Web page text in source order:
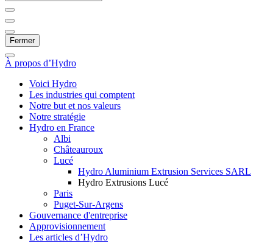
Fermer
À propos d’Hydro
Voici Hydro
Les industries qui comptent
Notre but et nos valeurs
Notre stratégie
Hydro en France
Albi
Châteauroux
Lucé
Hydro Aluminium Extrusion Services SARL
Hydro Extrusions Lucé
Paris
Puget-Sur-Argens
Gouvernance d'entreprise
Approvisionnement
Les articles d’Hydro